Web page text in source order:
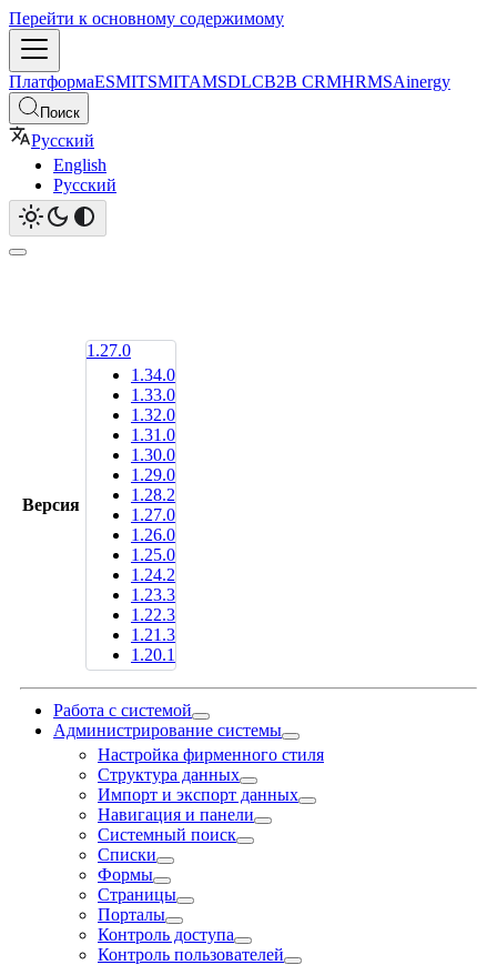
Перейти к основному содержимому
ПлатформаESMITSMITAMSDLCB2B CRMHRMSAinergy
Поиск
Русский
English
Русский
Версия
1.27.0
1.34.0
1.33.0
1.32.0
1.31.0
1.30.0
1.29.0
1.28.2
1.27.0
1.26.0
1.25.0
1.24.2
1.23.3
1.22.3
1.21.3
1.20.1
Работа с системой
Администрирование системы
Настройка фирменного стиля
Структура данных
Импорт и экспорт данных
Навигация и панели
Системный поиск
Списки
Формы
Страницы
Порталы
Контроль доступа
Контроль пользователей